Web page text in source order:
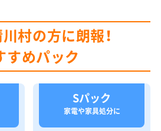
村の方に朗報！
すめパック
Sパック
家電や家具処分に